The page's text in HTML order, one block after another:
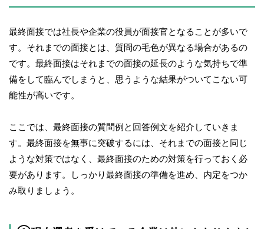
最終面接では社長や企業の役員が面接官となることが多いで
す。それまでの面接とは、質問の毛色が異なる場合があるの
です。最終面接はそれまでの面接の延長のような気持ちで準
備をして臨んでしまうと、思うような結果がついてこない可
能性が高いです。
ここでは、最終面接の質問例と回答例文を紹介していきま
す。最終面接を無事に突破するには、それまでの面接と同じ
ような対策ではなく、最終面接のための対策を行っておく必
要があります。しっかり最終面接の準備を進め、内定をつか
み取りましょう。